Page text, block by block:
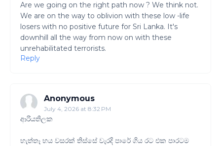
Are we going on the right path now ? We think not.
We are on the way to oblivion with these low -life
losers with no positive future for Sri Lanka. It's
downhill all the way from now on with these
unrehabilitated terrorists.
Reply
Anonymous
July 4, 2026 at 8:32 PM
ආරියතිලක
හැත්තෑ හය වසරක් තිස්සේ වැරදි පාරේ ගිය රට එක පාරටම